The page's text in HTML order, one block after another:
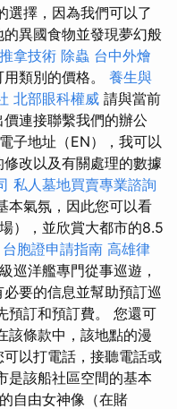
選擇，因為我們可以了
異國食物並發現夢幻般
拿技術 除蟲 台中外燴
類別的價格。 養生與
北部眼科權威 請與當前
連接聯繫我們的辦公
子地址（EN），我可以
改以及有關處理的數據
私人墓地買賣專業諮詢
本氣氛，因此您可以看
），並欣賞大都市的8.5
台胞證申請指南 高雄律
巡洋艦專門從事巡遊，
要的信息並幫助預訂巡
預訂和預訂費。 您還可
該條款中，該地點的漫
以打電話，接聽電話或
是該船社區空間的基本
自由女神像（在賭